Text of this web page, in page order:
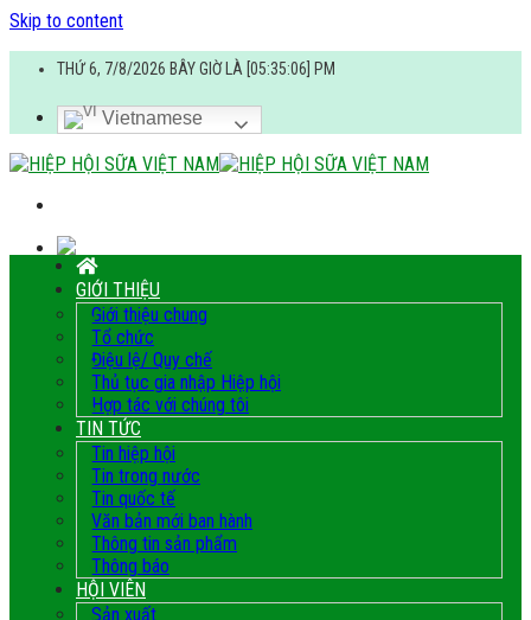
Skip to content
THỨ 6, 7/8/2026 BÂY GIỜ LÀ [05:35:06] PM
Vietnamese
GIỚI THIỆU
Giới thiệu chung
Tổ chức
Điệu lệ/ Quy chế
Thủ tục gia nhập Hiệp hội
Hợp tác với chúng tôi
TIN TỨC
Tin hiệp hội
Tin trong nước
Tin quốc tế
Văn bản mới ban hành
Thông tin sản phẩm
Thông báo
HỘI VIÊN
Sản xuất